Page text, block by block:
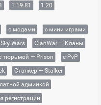
1.19.81 1.20
с модами
с мини играми
Sky Wars
ClanWar — Кланы
тюрьмой — Prison
с PvP
Сталкер — Stalker
админкой
регистрации